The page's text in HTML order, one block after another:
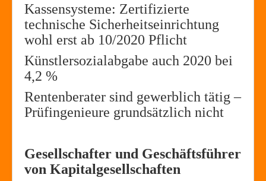
Kassensysteme: Zertifizierte
technische Sicherheitseinrichtung
wohl erst ab 10/2020 Pflicht
Künstlersozialabgabe auch 2020 bei
4,2 %
Rentenberater sind gewerblich tätig –
Prüfingenieure grundsätzlich nicht
Gesellschafter und Geschäftsführer
von Kapitalgesellschaften